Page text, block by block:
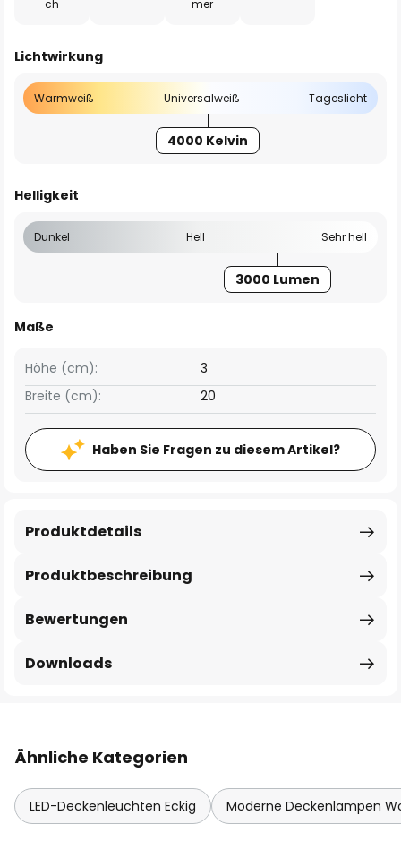
ch
mer
Lichtwirkung
Warmweiß Universalweiß Tageslicht
4000 Kelvin
Helligkeit
Dunkel Hell Sehr hell
3000 Lumen
Maße
Breite (cm): 20
Höhe (cm): 3
Haben Sie Fragen zu diesem Artikel?
Produktbeschreibung
Produktdetails
Bewertungen
Downloads
Ähnliche Kategorien
LED-Deckenleuchten Eckig Moderne Deckenlampen